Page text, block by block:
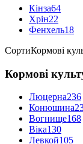
Кінза64
Хрін22
Фенхель18
СортиКормові
Кормові
Люцерна236
Конюшина
Вогнище168
Віка130
Левкой105